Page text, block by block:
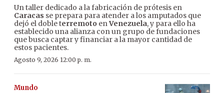
Un taller dedicado a la fabricación de prótesis en
Caracas se prepara para atender a los amputados que
dejó el doble terremoto enVenezuela, y para ello ha
establecido una alianza con un grupo de fundaciones
que busca captar y financiar a la mayor cantidad de
estos pacientes.
Agosto 9, 2026 12:00 p. m.
Mundo